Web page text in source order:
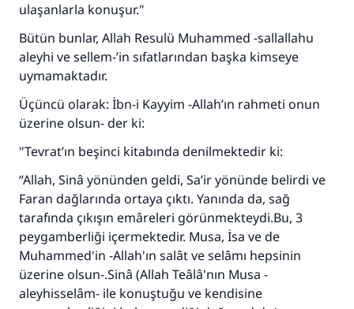
ulaşanlarla konuşur."
Bütün bunlar, Allah Resulü Muhammed -sallallahu
aleyhi ve sellem-’in sıfatlarından başka kimseye
uymamaktadır.
Üçüncü olarak: İbn-i Kayyim -Allah’ın rahmeti onun
üzerine olsun- der ki:
"Tevrat’ın beşinci kitabında denilmektedir ki:
“Allah, Sinâ yönünden geldi, Sa’ir yönünde belirdi ve
Faran dağlarında ortaya çıktı. Yanında da, sağ
tarafında çıkışın emâreleri görünmekteydi.Bu, 3
peygamberliği içermektedir. Musa, İsa ve de
Muhammed'in -Allah'ın salât ve selâmı hepsinin
üzerine olsun-.Sinâ (Allah Teâlâ'nın Musa -
aleyhisselâm- ile konuştuğu ve kendisine